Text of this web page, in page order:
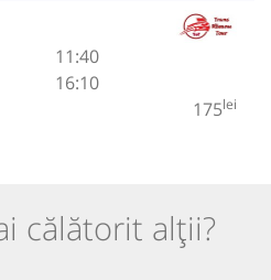
11:40
16:10
175lei
călătorit alții?